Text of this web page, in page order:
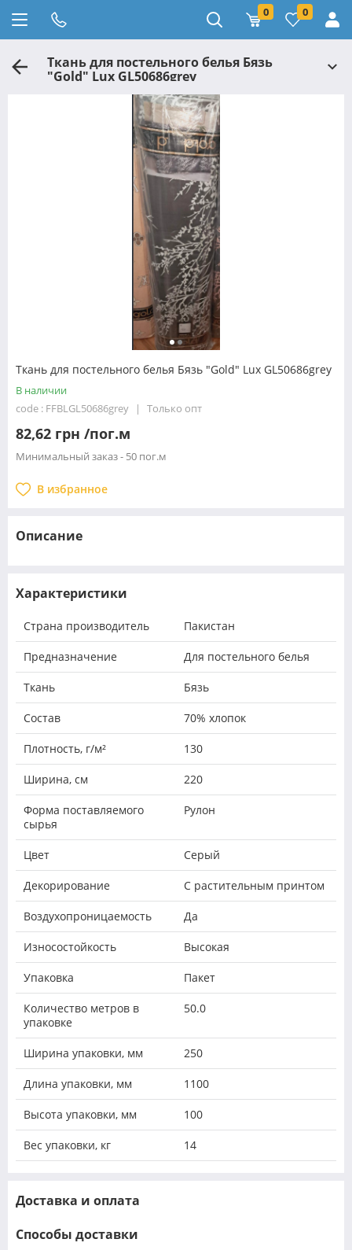
0 0
Ткань для постельного белья Бязь
"Gold" Lux GL50686grey
Ткань для постельного белья Бязь "Gold" Lux GL50686grey
В наличии
code : FFBLGL50686grey
Только опт
82,62 грн /пог.м
Минимальный заказ - 50 пог.м
В избранное
Описание
Характеристики
Страна производитель Пакистан
Предназначение Для постельного белья
Ткань Бязь
Состав 70% хлопок
Плотность, г/м² 130
Ширина, см 220
Форма поставляемого
сырья
Рулон
Цвет Серый
Декорирование С растительным принтом
Воздухопроницаемость Да
Износостойкость Высокая
Упаковка Пакет
Количество метров в
упаковке
50.0
Ширина упаковки, мм 250
Длина упаковки, мм 1100
Высота упаковки, мм 100
Вес упаковки, кг 14
Доставка и оплата
Способы доставки